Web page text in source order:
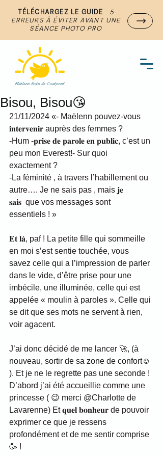
TÉLÉCHARGEZ LE GUIDE · 5
ERREURS À ÉVITER AVANT UNE
SÉANCE PHOTO PRO
Bisou, Bisou😘
21/11/2024 «- Maëlenn pouvez-vous
𝐢𝐧𝐭𝐞𝐫𝐯𝐞𝐧𝐢𝐫 auprès des femmes ?
-Hum -𝐩𝐫𝐢𝐬𝐞 𝐝𝐞 𝐩𝐚𝐫𝐨𝐥𝐞 𝐞𝐧 𝐩𝐮𝐛𝐥𝐢𝐜, c’est un
peu mon Everest!- Sur quoi
exactement ?
-La féminité , à travers l’habillement ou
autre…. Je ne sais pas , mais 𝐣𝐞
𝐬𝐚𝐢𝐬  que vos messages sont
essentiels ! »
𝐄𝐭 𝐥𝐚̀, paf ! La petite fille qui sommeille
en moi s’est sentie touchée, vous
savez celle qui a l’impression de parler
dans le vide, d’être prise pour une
imbécile, une illuminée, celle qui est
appelée « moulin à paroles ». Celle qui
se dit que ses mots ne servent à rien,
voir agacent.
J’ai donc décidé de me lancer 🚀, (à
nouveau, sortir de sa zone de confort☺️
). Et je ne le regrette pas une seconde !
D’abord j’ai été accueillie comme une
princesse ( 😉 merci @Charlotte de
Lavarenne) Et 𝐪𝐮𝐞𝐥 𝐛𝐨𝐧𝐡𝐞𝐮𝐫 de pouvoir
exprimer ce que je ressens
profondément et de me sentir comprise
🥳 !